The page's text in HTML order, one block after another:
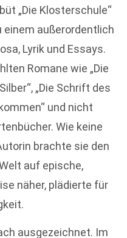
„Die Klosterschule“
einem außerordentlich
Lyrik und Essays.
Romane wie „Die
„Die Schrift des
und nicht
Wie keine
brachte sie den
auf epische,
näher, plädierte für
ausgezeichnet. Im